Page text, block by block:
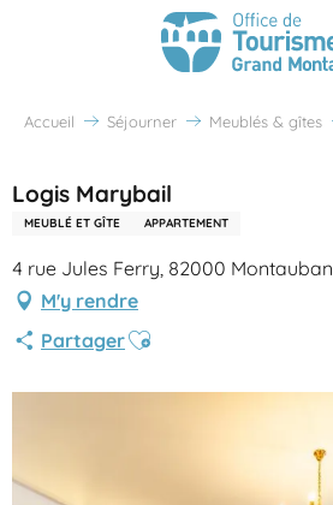
Accueil Séjourner Meublés & gîtes
Logis Marybail
MEUBLÉ ET GÎTE APPARTEMENT
4 rue Jules Ferry, 82000 Montauban
M'y rendre
PartagerAjouter aux favoris